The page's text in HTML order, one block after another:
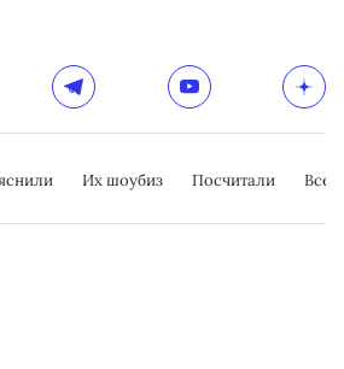
Их шоубиз Посчитали